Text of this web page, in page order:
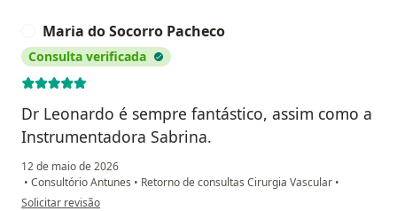
Maria do Socorro Pacheco
Consulta verificada
Dr Leonardo é sempre fantástico, assim como a
Instrumentadora Sabrina.
12 de maio de 2026
• Consultório Antunes • Retorno de consultas Cirurgia Vascular •
na opinião do utilizador Maria do Socorro Pacheco
Solicitar revisão